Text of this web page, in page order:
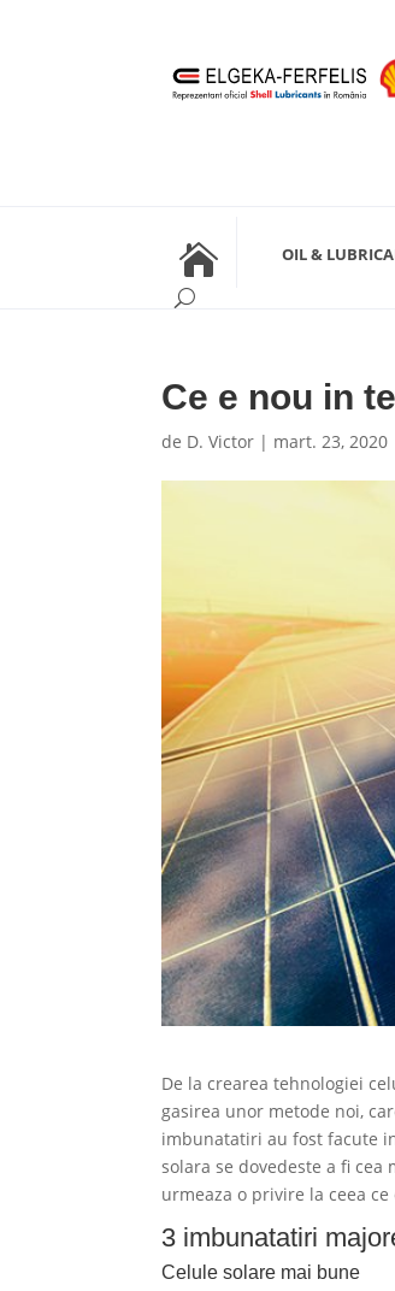
 OIL &
Ce e nou in
de D. Victor | mart. 23, 2020
De la crearea tehnologiei
gasirea unor metode noi,
imbunatatiri au fost facute
solara se dovedeste a fi
urmeaza o privire la ceea
3 imbunatatiri
Celule solare mai bune